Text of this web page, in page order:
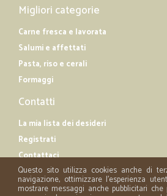
Migliori categorie
Carne fresca e lavorata
Salumi e affettati
Pasta, riso e cerali
Formaggi
Contatti
La mia lista dei desideri
Registrati
Contattaci
Questo sito utilizza cookies anche di
navigazione, ottimizzare l'esperienza
mostrare messaggi anche pubblicitari che